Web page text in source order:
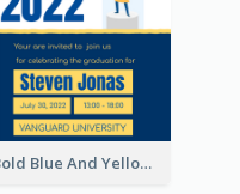
Bold Blue And Yellow Educational Ceremony Invitation Design Ideas